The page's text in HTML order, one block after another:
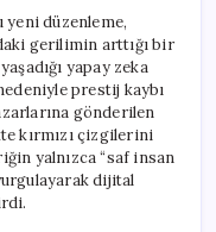
yeni düzenleme,
gerilimin arttığı bir
yapay zeka
prestij kaybı
gönderilen
kırmızı çizgilerini
yalnızca “saf insan
dijital